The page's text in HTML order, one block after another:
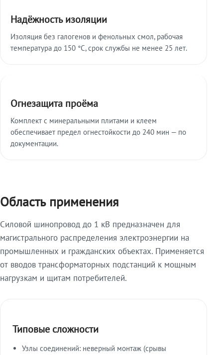
Надёжность изоляции
Изоляция без галогенов и фенольных смол, рабочая
температура до 150 °C, срок службы не менее 25 лет.
Огнезащита проёма
Комплект с минеральными плитами и клеем
обеспечивает предел огнестойкости до 240 мин — по
документации.
Область применения
Силовой шинопровод до 1 кВ предназначен для
магистрального распределения электроэнергии на
промышленных и гражданских объектах. Применяется
от вводов трансформаторных подстанций к мощным
нагрузкам и щитам потребителей.
Типовые сложности
Узлы соединений: неверный монтаж (срывы